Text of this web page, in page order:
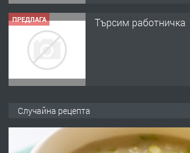
ПРЕДЛАГА Търсим работничка
Случайна рецепта